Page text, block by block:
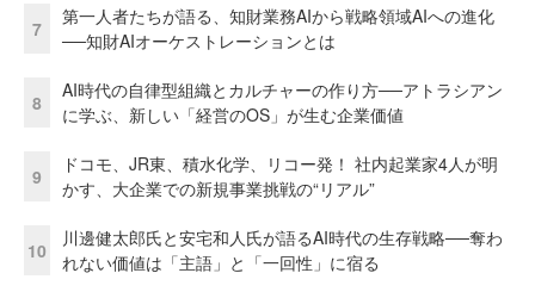
7
第一人者たちが語る、知財業務AIから戦略領域AIへの進化
──知財AIオーケストレーションとは
8
AI時代の自律型組織とカルチャーの作り方──アトラシアン
に学ぶ、新しい「経営のOS」が生む企業価値
9
ドコモ、JR東、積水化学、リコー発！ 社内起業家4人が明
かす、大企業での新規事業挑戦の“リアル”
10
川邊健太郎氏と安宅和人氏が語るAI時代の生存戦略──奪わ
れない価値は「主語」と「一回性」に宿る